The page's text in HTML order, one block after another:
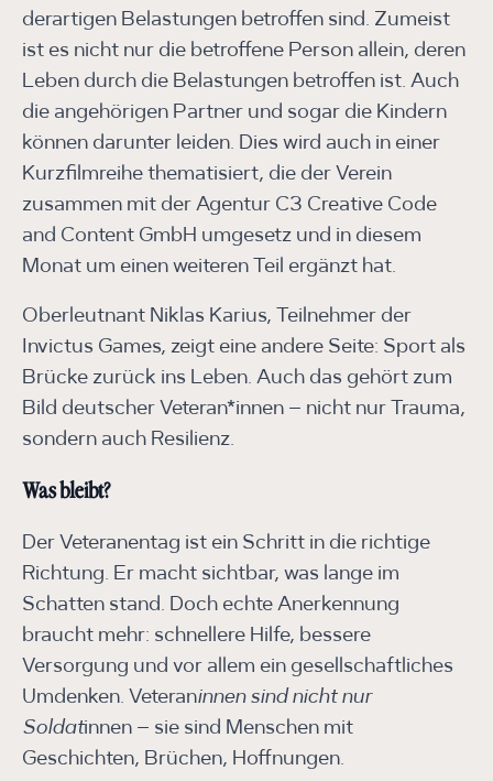
derartigen Belastungen betroffen sind. Zumeist
ist es nicht nur die betroffene Person allein, deren
Leben durch die Belastungen betroffen ist. Auch
die angehörigen Partner und sogar die Kindern
können darunter leiden. Dies wird auch in einer
Kurzfilmreihe thematisiert, die der Verein
zusammen mit der Agentur C3 Creative Code
and Content GmbH umgesetz und in diesem
Monat um einen weiteren Teil ergänzt hat.
Oberleutnant Niklas Karius, Teilnehmer der
Invictus Games, zeigt eine andere Seite: Sport als
Brücke zurück ins Leben. Auch das gehört zum
Bild deutscher Veteran*innen – nicht nur Trauma,
sondern auch Resilienz.
Was bleibt?
Der Veteranentag ist ein Schritt in die richtige
Richtung. Er macht sichtbar, was lange im
Schatten stand. Doch echte Anerkennung
braucht mehr: schnellere Hilfe, bessere
Versorgung und vor allem ein gesellschaftliches
Umdenken. Veteraninnen sind nicht nur
Soldatinnen – sie sind Menschen mit
Geschichten, Brüchen, Hoffnungen.